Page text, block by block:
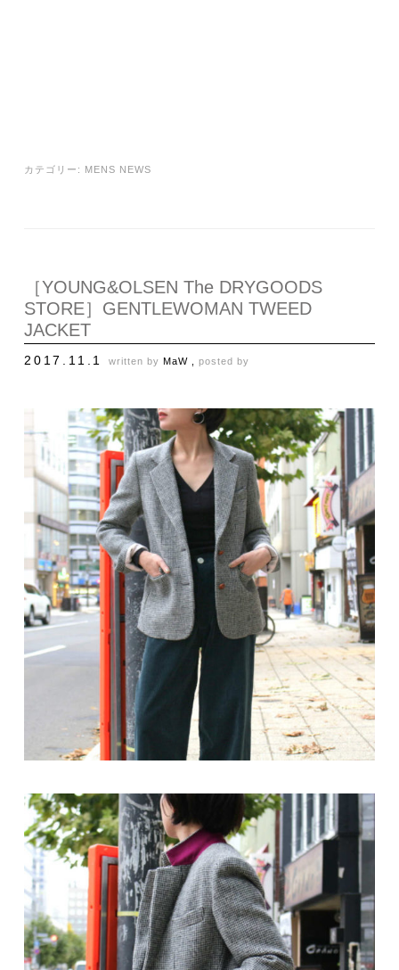
カテゴリー: MENS NEWS
［YOUNG&OLSEN The DRYGOODS
STORE］GENTLEWOMAN TWEED
JACKET
2017.11.1 written by MaW , posted by